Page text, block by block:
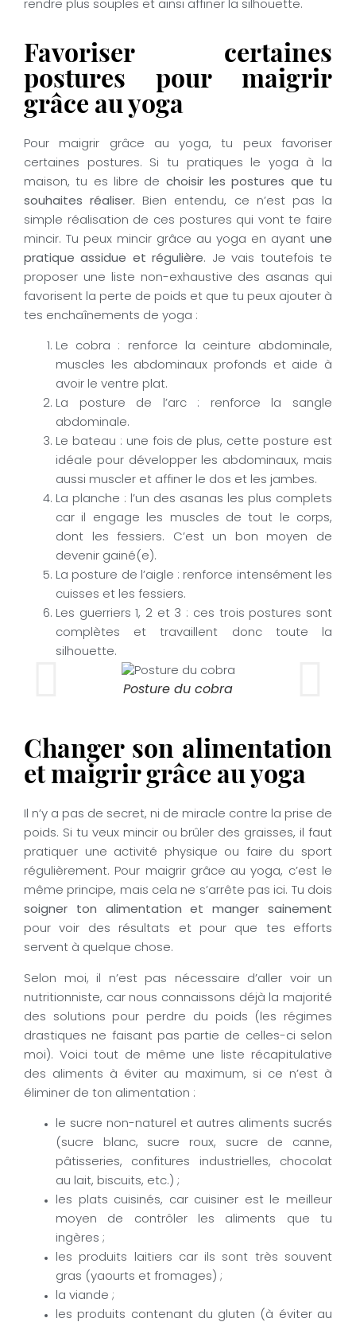
rendre plus souples et ainsi affiner la silhouette.
Favoriser certaines
postures pour maigrir
grâce au yoga
Pour maigrir grâce au yoga, tu peux favoriser
certaines postures. Si tu pratiques le yoga à la
maison, tu es libre de choisir les postures que tu
souhaites réaliser. Bien entendu, ce n’est pas la
simple réalisation de ces postures qui vont te faire
mincir. Tu peux mincir grâce au yoga en ayant une
pratique assidue et régulière. Je vais toutefois te
proposer une liste non-exhaustive des asanas qui
favorisent la perte de poids et que tu peux ajouter à
tes enchaînements de yoga :
Le cobra : renforce la ceinture abdominale,
muscles les abdominaux profonds et aide à
avoir le ventre plat.
La posture de l’arc : renforce la sangle
abdominale.
Le bateau : une fois de plus, cette posture est
idéale pour développer les abdominaux, mais
aussi muscler et affiner le dos et les jambes.
La planche : l’un des asanas les plus complets
car il engage les muscles de tout le corps,
dont les fessiers. C’est un bon moyen de
devenir gainé(e).
La posture de l’aigle : renforce intensément les
cuisses et les fessiers.
Les guerriers 1, 2 et 3 : ces trois postures sont
complètes et travaillent donc toute la
silhouette.
Posture du cobra
Changer son alimentation
et maigrir grâce au yoga
Il n’y a pas de secret, ni de miracle contre la prise de
poids. Si tu veux mincir ou brûler des graisses, il faut
pratiquer une activité physique ou faire du sport
régulièrement. Pour maigrir grâce au yoga, c’est le
même principe, mais cela ne s’arrête pas ici. Tu dois
soigner ton alimentation et manger sainement
pour voir des résultats et pour que tes efforts
servent à quelque chose.
Selon moi, il n’est pas nécessaire d’aller voir un
nutritionniste, car nous connaissons déjà la majorité
des solutions pour perdre du poids (les régimes
drastiques ne faisant pas partie de celles-ci selon
moi). Voici tout de même une liste récapitulative
des aliments à éviter au maximum, si ce n’est à
éliminer de ton alimentation :
le sucre non-naturel et autres aliments sucrés
(sucre blanc, sucre roux, sucre de canne,
pâtisseries, confitures industrielles, chocolat
au lait, biscuits, etc.) ;
les plats cuisinés, car cuisiner est le meilleur
moyen de contrôler les aliments que tu
ingères ;
les produits laitiers car ils sont très souvent
gras (yaourts et fromages) ;
la viande ;
les produits contenant du gluten (à éviter au